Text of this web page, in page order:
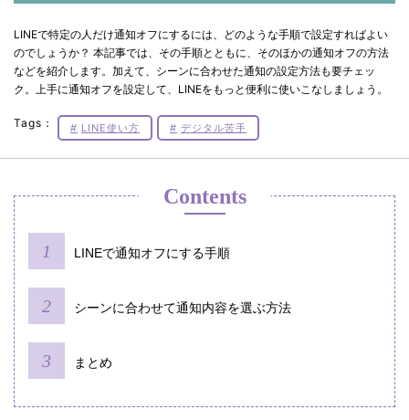
LINEで特定の人だけ通知オフにするには、どのような手順で設定すればよい
のでしょうか？ 本記事では、その手順とともに、そのほかの通知オフの方法
などを紹介します。加えて、シーンに合わせた通知の設定方法も要チェッ
ク。上手に通知オフを設定して、LINEをもっと便利に使いこなしましょう。
Tags： LINE使い方 デジタル苦手
Contents
LINEで通知オフにする手順
シーンに合わせて通知内容を選ぶ方法
まとめ